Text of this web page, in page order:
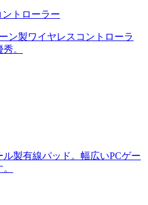
ントローラー
ン製ワイヤレスコントローラ
。
製有線パッド。幅広いPCゲー